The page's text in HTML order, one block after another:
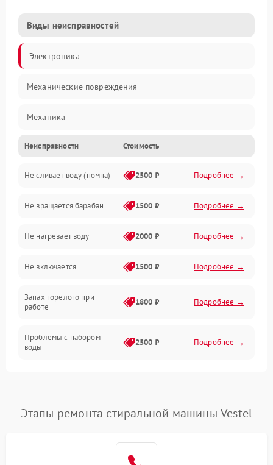
Виды неисправностей
Электроника
Механические повреждения
Механика
Электропитание
Водоснабжение
Слив
Программное обеспечение
Неисправности Стоимость
Не сливает воду (помпа) 2500 ₽ Подробнее →
Не вращается барабан 1500 ₽ Подробнее →
Не нагревает воду 2000 ₽ Подробнее →
Не включается 1500 ₽ Подробнее →
Запах горелого при
работе
1800 ₽ Подробнее →
Проблемы с набором
воды
2500 ₽ Подробнее →
Замена платы управления Подробнее →
Этапы ремонта стиральной машины Vestel